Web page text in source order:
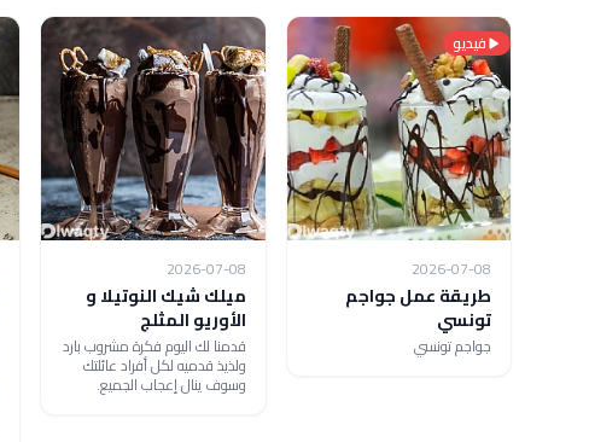
فيديو
2026-07-08
طريقة عمل جواجم
تونسي
جواجم تونسي
2026-07-08
ميلك شيك النوتيلا و
الأوريو المثلج
قدمنا لك اليوم فكرة مشروب بارد
ولذيذ قدميه لكل أفراد عائلتك
وسوف ينال إعجاب الجميع.